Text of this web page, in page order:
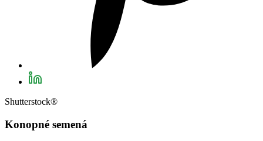
Shutterstock®
Konopné semená